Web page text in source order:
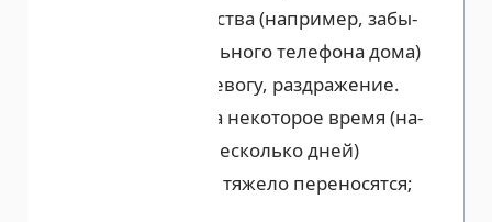
ческого средства (например, забы­
вание мобильного телефона дома)
вызывает тревогу, раздражение.
Перерывы на некоторое время (на­
пример, на несколько дней)
субъективно тяжело переносятся;